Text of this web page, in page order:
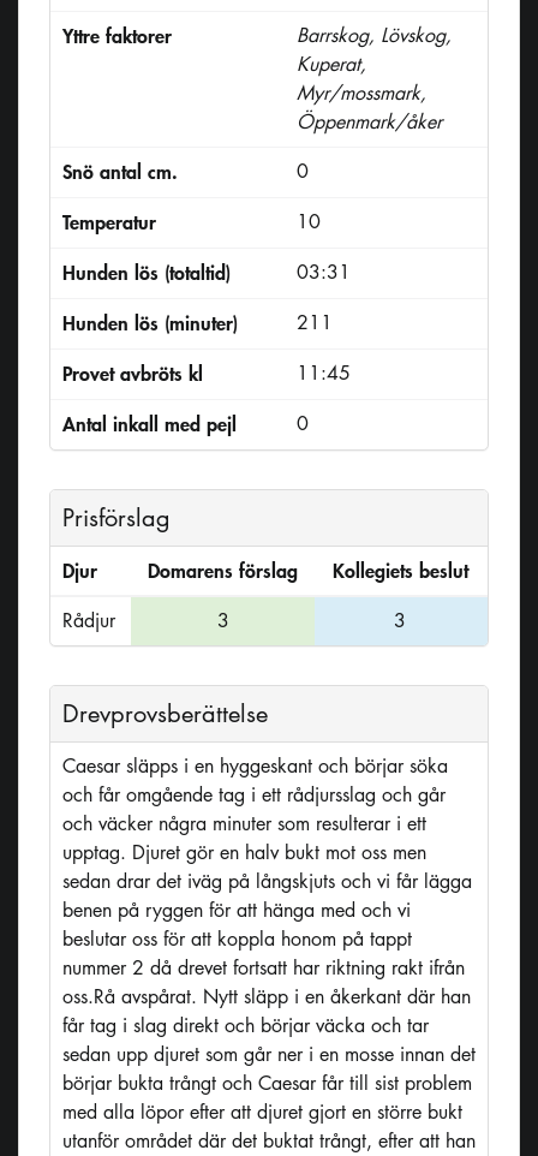
Yttre faktorer
Barrskog, Lövskog,
Kuperat,
Myr/mossmark,
Öppenmark/åker
Snö antal cm.
0
Temperatur
10
Hunden lös (totaltid)
03:31
Hunden lös (minuter)
211
Provet avbröts kl
11:45
Antal inkall med pejl
0
Prisförslag
Djur Domarens förslag
Kollegiets beslut
Rådjur
3 3
Drevprovsberättelse
Caesar släpps i en hyggeskant och börjar söka
och får omgående tag i ett rådjursslag och går
och väcker några minuter som resulterar i ett
upptag. Djuret gör en halv bukt mot oss men
sedan drar det iväg på långskjuts och vi får lägga
benen på ryggen för att hänga med och vi
beslutar oss för att koppla honom på tappt
nummer 2 då drevet fortsatt har riktning rakt ifrån
oss.Rå avspårat. Nytt släpp i en åkerkant där han
får tag i slag direkt och börjar väcka och tar
sedan upp djuret som går ner i en mosse innan det
börjar bukta trångt och Caesar får till sist problem
med alla löpor efter att djuret gjort en större bukt
utanför området där det buktat trångt, efter att han